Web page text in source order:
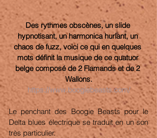
Des rythmes obscènes, un slide
hypnotisant, un harmonica hurlant, un
chaos de fuzz, voici ce qui en quelques
mots définit la musique de ce quatuor
belge composé de 2 Flamands et de 2
Wallons.
https://www.boogiebeasts.com/
Le penchant des Boogie Beasts pour le
Delta blues électrique se traduit en un son
très particulier.